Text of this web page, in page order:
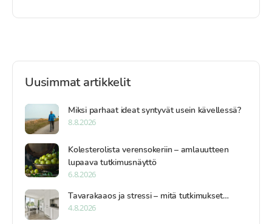
Uusimmat artikkelit
Miksi parhaat ideat syntyvät usein kävellessä?
8.8.2026
Kolesterolista verensokeriin – amlauutteen
lupaava tutkimusnäyttö
6.8.2026
Tavarakaaos ja stressi – mitä tutkimukset…
4.8.2026